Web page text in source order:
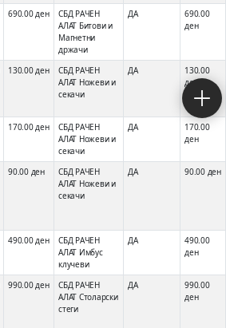
690.00 ден
СБД РАЧЕН
АЛАТ Битови и
Магнетни
држачи
ДА
690.00
ден
130.00 ден
СБД РАЧЕН
АЛАТ Ножеви и
секачи
ДА
130.00
ден
170.00 ден
СБД РАЧЕН
АЛАТ Ножеви и
секачи
ДА
170.00
ден
90.00 ден
СБД РАЧЕН
АЛАТ Ножеви и
секачи
ДА 90.00 ден
490.00 ден
СБД РАЧЕН
АЛАТ Имбус
клучеви
ДА
490.00
ден
990.00 ден
СБД РАЧЕН
АЛАТ Столарски
стеги
ДА
990.00
ден